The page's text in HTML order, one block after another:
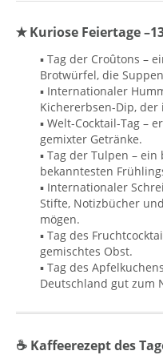
✭ Kuriose Feiertage
▪ Tag der Croûtons –
Brotwürfel, die
▪ Internationaler
Kichererbsen-Dip,
▪ Welt-Cocktail-Tag –
gemixter Getränke.
▪ Tag der Tulpen –
bekanntesten
▪ Internationaler
Stifte, Notizbücher
mögen.
▪ Tag des
gemischtes Obst.
▪ Tag des
Deutschland gut zum
☕ Kaffeerezept des